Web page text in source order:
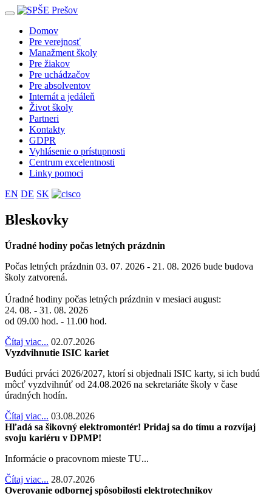
Toggle
navigationDomov
Pre verejnosť
Manažment školy
Pre žiakov
Pre uchádzačov
Pre absolventov
Internát a jedáleň
Život školy
Partneri
Kontakty
GDPR
Vyhlásenie o prístupnosti
Centrum excelentnosti
Linky pomoci
EN DE SK
Bleskovky
Úradné hodiny počas letných prázdnin
Počas letných prázdnin 03. 07. 2026 - 21. 08. 2026 bude budova
školy zatvorená.
Úradné hodiny počas letných prázdnin v mesiaci august:
24. 08. - 31. 08. 2026
od 09.00 hod. - 11.00 hod.
Čítaj viac... 02.07.2026
Vyzdvihnutie ISIC kariet
Budúci prváci 2026/2027, ktorí si objednali ISIC karty, si ich budú
môcť vyzdvihnúť od 24.08.2026 na sekretariáte školy v čase
úradných hodín.
Čítaj viac... 03.08.2026
Hľadá sa šikovný elektromontér! Pridaj sa do tímu a rozvíjaj
svoju kariéru v DPMP!
Informácie o pracovnom mieste TU...
Čítaj viac... 28.07.2026
Overovanie odbornej spôsobilosti elektrotechnikov